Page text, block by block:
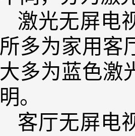
激光无屏电
所多为家用客
大多为蓝色激
明。
客厅无屏电